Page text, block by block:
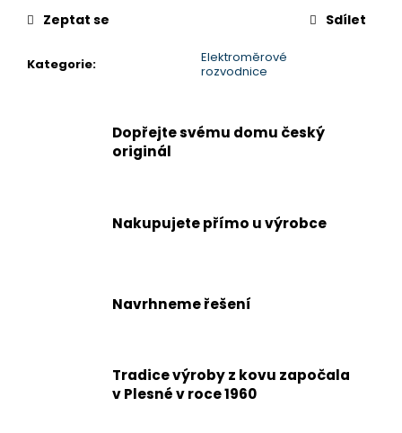
Kategorie:
Elektroměrové
rozvodnice
Zeptat se Sdílet
Dopřejte svému domu český
originál
Nakupujete přímo u výrobce
Navrhneme řešení
Tradice výroby z kovu započala
v Plesné v roce 1960